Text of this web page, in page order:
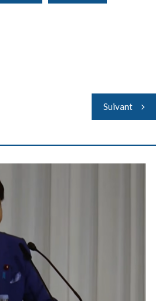
Suivant